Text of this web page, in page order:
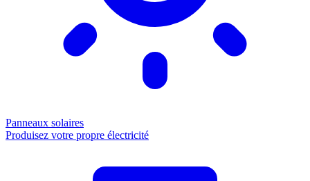
Panneaux solaires
Produisez votre propre électricité